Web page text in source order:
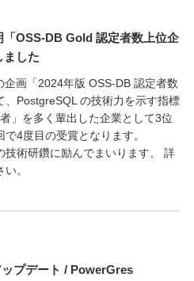
OSS-DB Gold 認定者数上位企
ました
画「2024年版 OSS-DB 認定者数
、PostgreSQL の技術力を示す指標
」を多く輩出した企業として3位
4度目の受賞となります。
技術研鑽に励んでまいります。 詳
。
プデート / PowerGres